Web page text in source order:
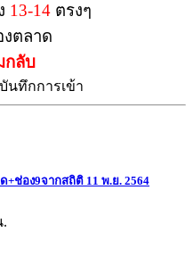
13-14 ตรงๆ
ตลาด
กลับ
บันทึกการเข้า
ช่อง9จากสถิติ 11 พ.ย. 2564
.